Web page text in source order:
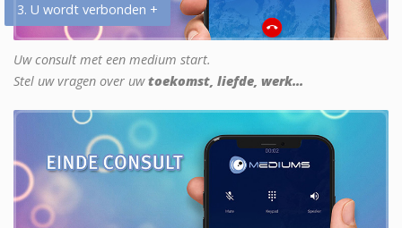
3. U wordt verbonden +
Uw consult met een medium start.
Stel uw vragen over uwtoekomst, liefde, werk...